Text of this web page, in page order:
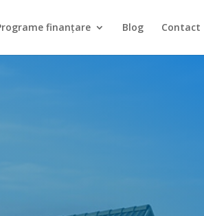
finanțare Blog Contact